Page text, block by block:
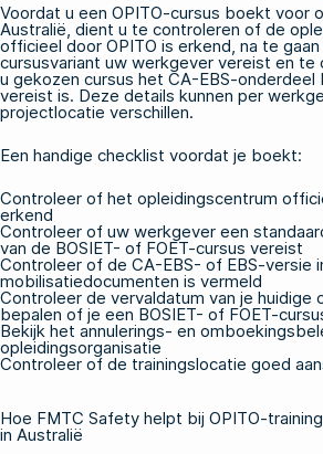
Voordat u een OPITO-cursus boekt voor
Australië, dient u te controleren of de
officieel door OPITO is erkend, na te
cursusvariant uw werkgever vereist en
u gekozen cursus het CA-EBS-onderdeel
vereist is. Deze details kunnen per
projectlocatie verschillen.
Een handige checklist voordat je boekt:
Controleer of het opleidingscentrum
erkend
Controleer of uw werkgever een
van de BOSIET- of FOET-cursus vereist
Controleer of de CA-EBS- of EBS-versie
mobilisatiedocumenten is vermeld
Controleer de vervaldatum van je huidige
bepalen of je een BOSIET- of FOET-
Bekijk het annulerings- en
opleidingsorganisatie
Controleer of de trainingslocatie goed
Hoe FMTC Safety helpt bij OPITO-
in Australië